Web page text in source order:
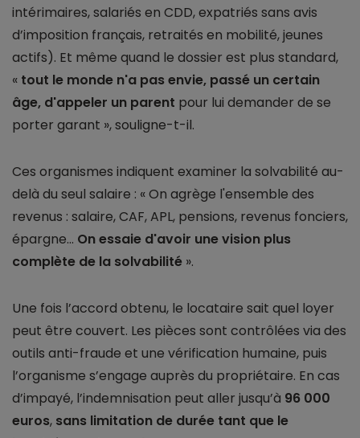
intérimaires, salariés en CDD, expatriés sans avis
d’imposition français, retraités en mobilité, jeunes
actifs). Et même quand le dossier est plus standard,
« tout le monde n'a pas envie, passé un certain
âge, d'appeler un parent pour lui demander de se
porter garant », souligne-t-il.
Ces organismes indiquent examiner la solvabilité au-
delà du seul salaire : « On agrège l'ensemble des
revenus : salaire, CAF, APL, pensions, revenus fonciers,
épargne... On essaie d'avoir une vision plus
complète de la solvabilité ».
Une fois l’accord obtenu, le locataire sait quel loyer
peut être couvert. Les pièces sont contrôlées via des
outils anti-fraude et une vérification humaine, puis
l’organisme s’engage auprès du propriétaire. En cas
d’impayé, l’indemnisation peut aller jusqu’à 96 000
euros, sans limitation de durée tant que le